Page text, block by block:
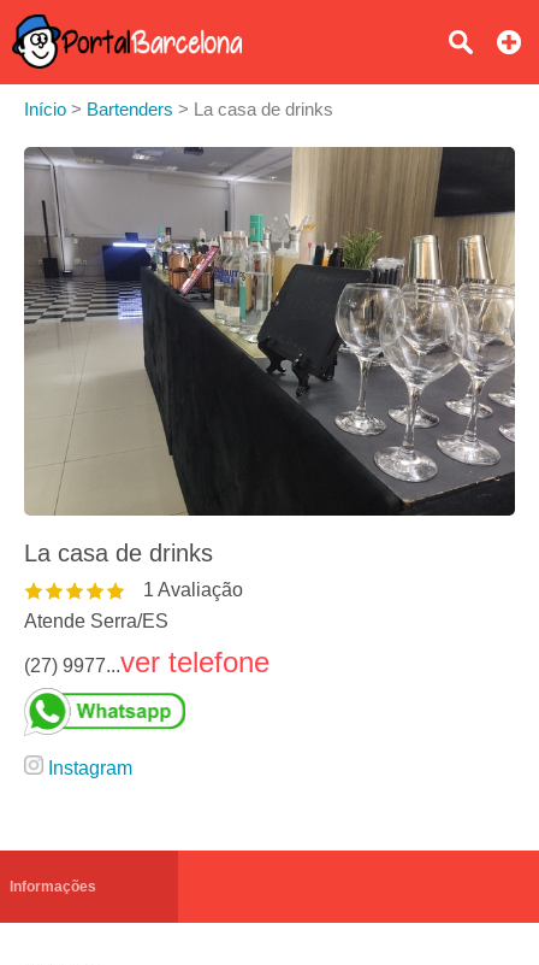
Início > Bartenders > La casa de drinks
La casa de drinks
1 Avaliação
Atende Serra/ES
(27) 9977...ver telefone
Instagram
Informações